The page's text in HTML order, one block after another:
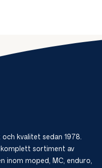
kvalitet sedan 1978.
sortiment av
inom moped, MC, enduro,